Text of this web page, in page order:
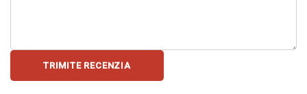
TRIMITE RECENZIA